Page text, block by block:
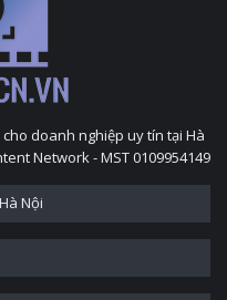
cho doanh nghiệp uy tín tại Hà
Network - MST 0109954149
Nội